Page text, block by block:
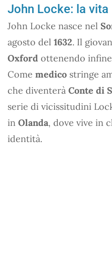
John Locke: la vita
John Locke nasce nel
agosto del 1632. Il
Oxford ottenendo
Come medico stringe
che diventerà Conte di
serie di vicissitudini
in Olanda, dove vive in
identità.